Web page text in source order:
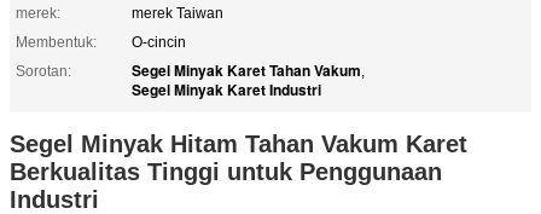
merek:
merek Taiwan
Membentuk:
O-cincin
Sorotan:
Segel Minyak Karet Tahan Vakum,
Segel Minyak Karet Industri
Segel Minyak Hitam Tahan Vakum Karet
Berkualitas Tinggi untuk Penggunaan
Industri